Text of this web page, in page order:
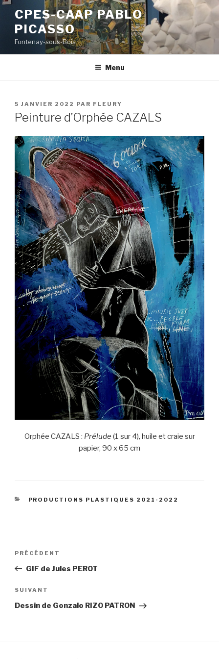
Aller
contenu
principal
CPES-CAAP PABLO
PICASSO
Fontenay-sous-Bois
Menu
PUBLIÉ
LE
5 JANVIER 2022 PAR FLEURY
Peinture d’Orphée CAZALS
Orphée CAZALS : Prélude (1 sur 4), huile et craie sur
papier, 90 x 65 cm
CATÉGORIES
PRODUCTIONS PLASTIQUES 2021-2022
Navigation
l’article
Article
précédent
PRÉCÉDENT
GIF de Jules PEROT
Article
suivant
SUIVANT
Dessin de Gonzalo RIZO PATRON